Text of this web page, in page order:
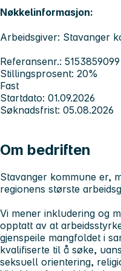
Nøkkelinformasjon:
Arbeidsgiver: Stavanger
Referansenr.: 5153859099
Stillingsprosent: 20%
Fast
Startdato: 01.09.2026
Søknadsfrist: 05.08.2026
Om bedriften
Stavanger kommune er,
regionens største
Vi mener inkludering og
opptatt av at
gjenspeile mangfoldet i
kvalifiserte til å søke,
seksuell orientering,